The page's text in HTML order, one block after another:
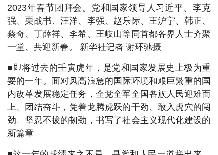
2023年春节团拜会。党和国家领导人习近平、李克
强、栗战书、汪洋、李强、赵乐际、王沪宁、韩正、
蔡奇、丁薛祥、李希、王岐山等同首都各界人士齐聚
一堂、共迎新春。 新华社记者 谢环驰摄
■即将过去的壬寅虎年，是党和国家发展史上极为重
要的一年。面对风高浪急的国际环境和艰巨繁重的国
内改革发展稳定任务，全党全军全国各族人民迎难而
上、团结奋斗，凭着龙腾虎跃的干劲、敢入虎穴的闯
劲、坚忍不拔的韧劲，书写了社会主义现代化建设的
新篇章